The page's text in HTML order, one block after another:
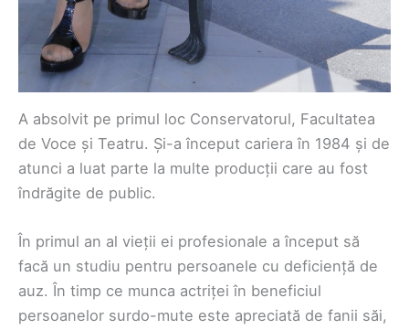
A absolvit pe primul loc Conservatorul, Facultatea
de Voce și Teatru. Și-a început cariera în 1984 și de
atunci a luat parte la multe producții care au fost
îndrăgite de public.
În primul an al vieții ei profesionale a început să
facă un studiu pentru persoanele cu deficiență de
auz. În timp ce munca actriței în beneficiul
persoanelor surdo-mute este apreciată de fanii săi,